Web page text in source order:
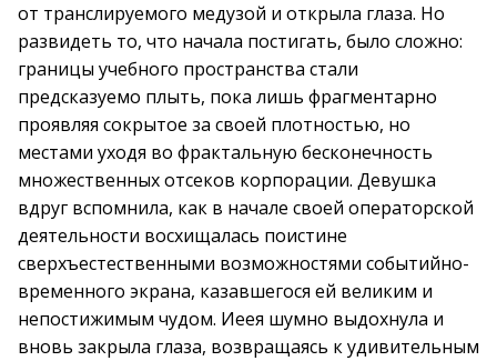
от транслируемого медузой и открыла глаза. Но
развидеть то, что начала постигать, было сложно:
границы учебного пространства стали
предсказуемо плыть, пока лишь фрагментарно
проявляя сокрытое за своей плотностью, но
местами уходя во фрактальную бесконечность
множественных отсеков корпорации. Девушка
вдруг вспомнила, как в начале своей операторской
деятельности восхищалась поистине
сверхъестественными возможностями событийно-
временного экрана, казавшегося ей великим и
непостижимым чудом. Иеея шумно выдохнула и
вновь закрыла глаза, возвращаясь к удивительным